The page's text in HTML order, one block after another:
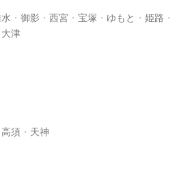
・ 御影 ・ 西宮 ・ 宝塚 ・ ゆもと ・ 姫路 ・
津
高須 ・ 天神